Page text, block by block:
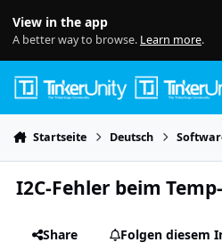
View in the app
A better way to browse. Learn more.
Startseite Deutsch
I2C-Fehler beim
Share
Folgen diesem